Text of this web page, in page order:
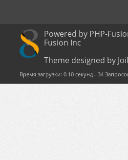
Powered by PHP-
Fusion Inc
Theme designed by
Время загрузки: 0.10 секунд - 34